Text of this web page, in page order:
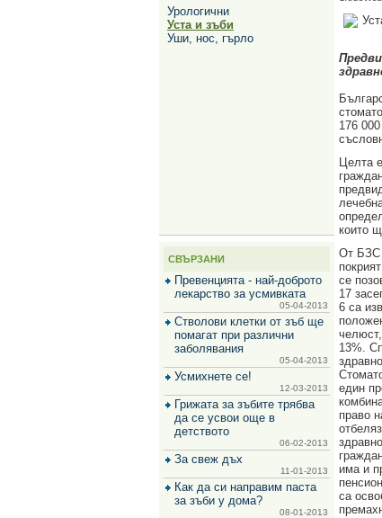
Урологични
Уста и зъби
Уши, нос, гърло
СВЪРЗАНИ
Превенцията - най-доброто
лекарство за усмивката
05-04-2013
Стволови клетки от зъб ще
помагат при различни
заболявания
05-04-2013
Усмихнете се!
12-03-2013
Грижата за зъбите трябва
да се усвои още в
детството
06-02-2013
За свеж дъх
11-01-2013
Как да си направим паста
за зъби у дома?
08-01-2013
176
Целта
които
От БЗС
се
17
6 са
13%.
един
право
има и
са